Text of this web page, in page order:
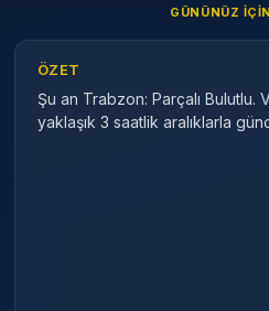
Gündüz Modu
Gündüz modunu seçin.
Gece Modu
Gece modunu seçin.
GÜNÜNÜZ
ÖZET
Şu an Trabzon: Parçalı Bulutlu.
yaklaşık 3 saatlik aralıklarla